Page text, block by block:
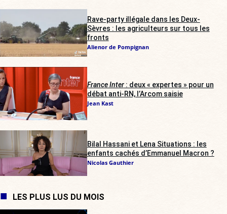
Rave-party illégale dans les Deux-
Sèvres : les agriculteurs sur tous les
fronts
Alienor de Pompignan
France Inter: deux « expertes » pour un
débat anti-RN, l’Arcom saisie
Jean Kast
Bilal Hassani et Lena Situations : les
enfants cachés d’Emmanuel Macron ?
Nicolas Gauthier
LES PLUS LUS DU MOIS